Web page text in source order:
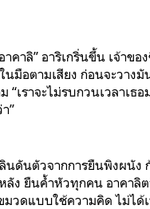
าคาลิ” อาริเกริ่นขึ้น เจ้าขอ
นมือตามเสียง ก่อนจะวาง
“เราจะไม่รบกวนเวลาเธอ
”
ลินดันตัวจากการยืนพิงผนัง
ง ยืนค้ำหัวทุกคน อาคาลิ
มวดแบบใช้ความคิด ไม่ได้